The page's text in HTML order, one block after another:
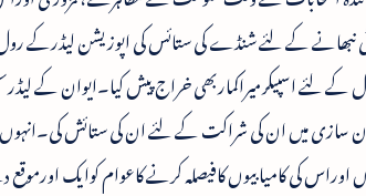
نبھانے کے لئے شنڈے کی ستائس کی اپوزیشن لیڈرکے
لئے اسپیکرمیراکماربھی خراج پیش کیا۔ایوان کے
سازی میں ان کی شراکت کے لئے ان کی ستائش
کی کامیابیوں کافیصلہ کرنے کاعوام کوایک